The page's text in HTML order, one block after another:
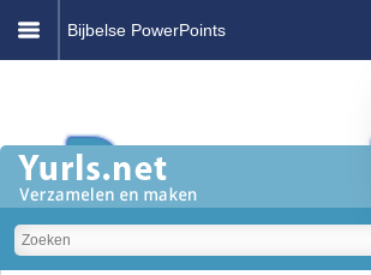
Bijbelse PowerPoints